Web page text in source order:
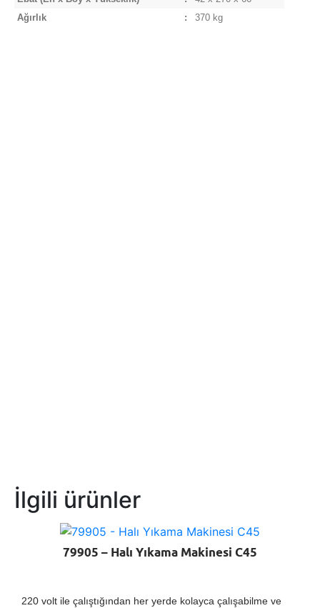
Ağırlık
: 370 kg
İlgili ürünler
79905 – Halı Yıkama Makinesi C45
220 volt ile çalıştığından her yerde kolayca çalışabilme ve